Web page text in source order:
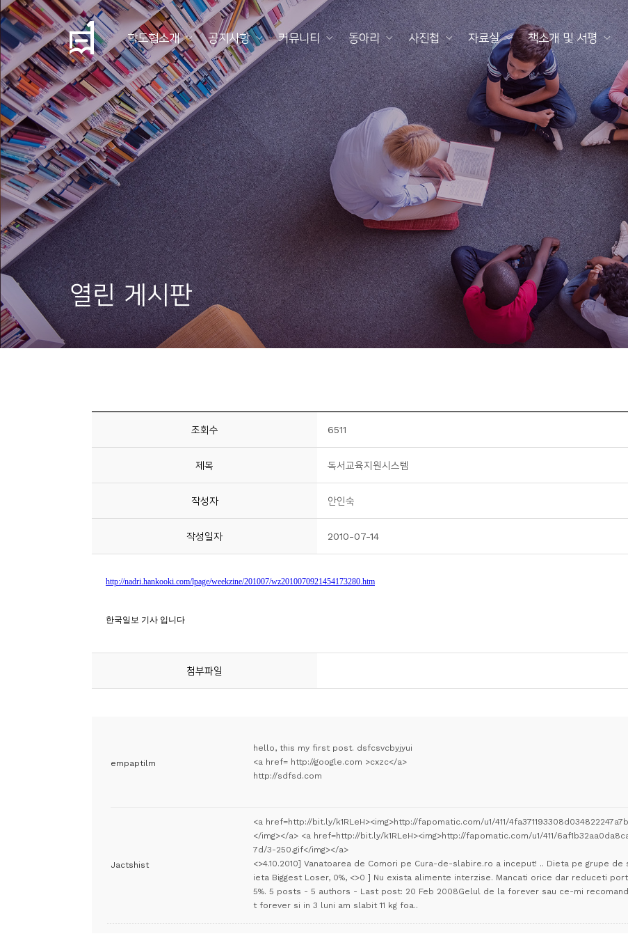
학도협소개 공지사항 커뮤니티 동아리 사진첩 자료실 책소개 및 서평
열린 게시판
조회수 6511
제목 독서교육지원시스템
작성자 안인숙
작성일자 2010-07-14
첨부파일
empaptilm
hello, this my first post. dsfcsvcbyjyui
<a href= http://google.com >cxzc</a>
http://sdfsd.com
Jactshist
<a href=http://bit.ly/k1RLeH><img>http://fapomatic.com/u1/411/
</img></a> <a href=http://bit.ly/k1RLeH><img>http://fapomatic.com/u1/411/
7d/3-250.gif</img></a>
<>4.10.2010] Vanatoarea de Comori pe Cura-de-slabire.ro a inceput! .. Dieta pe grupe de
ieta Biggest Loser, 0%, <>0 ] Nu exista alimente interzise. Mancati orice dar reduceti
5%. 5 posts - 5 authors - Last post: 20 Feb 2008Gelul de la forever sau ce-mi
t forever si in 3 luni am slabit 11 kg foa..
학
도
협
소
개
공
지
사
항
커
니
티